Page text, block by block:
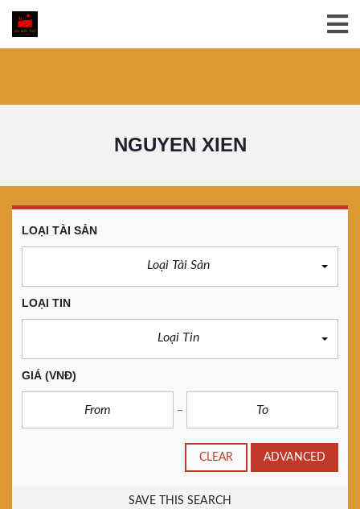
NGUYEN XIEN
LOẠI TÀI SẢN
Loại Tài Sản
LOẠI TIN
Loại Tin
GIÁ (VNĐ)
CLEAR ADVANCED
SAVE THIS SEARCH